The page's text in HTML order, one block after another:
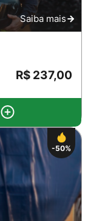
Saiba mais
R$ 237,00
-50%